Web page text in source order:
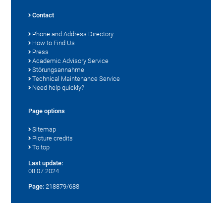
Contact
Phone and Address Directory
How to Find Us
Press
Academic Advisory Service
Störungsannahme
Technical Maintenance Service
Need help quickly?
Page options
Sitemap
Picture credits
To top
Last update:
08.07.2024
Page: 218879/688